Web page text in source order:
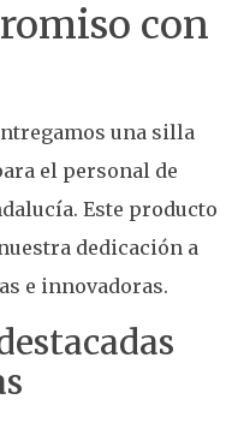
con
una silla
el personal de
Este producto
dedicación a
e innovadoras.